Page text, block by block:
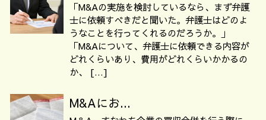
「M&Aの実施を検討しているなら、まず弁護
士に依頼すべきだと聞いた。弁護士はどのよ
うなことを行ってくれるのだろうか。」
「M&Aについて、弁護士に依頼できる内容が
どれくらいあり、費用がどれくらいかかるの
か、 […]
M&Aにお...